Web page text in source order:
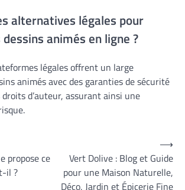
alternatives légales pour
animés en ligne ?
légales offrent un large
animés avec des garanties de sécurité
d’auteur, assurant ainsi une
propose ce
il ?
Vert Dolive : Blog et Guide
pour une Maison Naturelle,
Déco, Jardin et Épicerie Fine
⟶